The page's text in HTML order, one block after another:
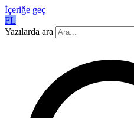
İçeriğe geç
FL
Yazılarda ara